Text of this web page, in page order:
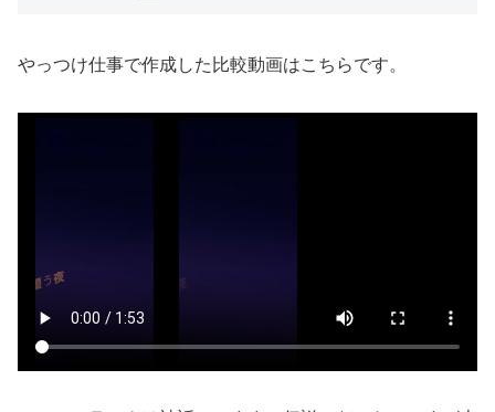
やっつけ仕事で作成した比較動画はこちらです。